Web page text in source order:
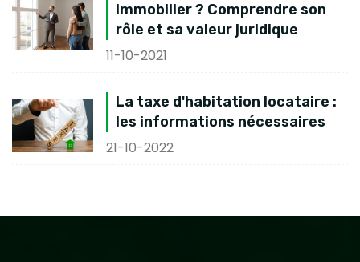
immobilier ? Comprendre son
rôle et sa valeur juridique
11-10-2021
La taxe d'habitation locataire :
les informations nécessaires
21-10-2022